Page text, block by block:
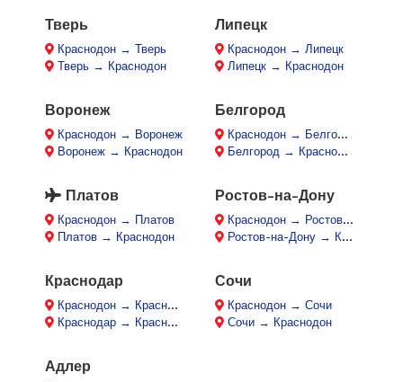
Тверь
Краснодон → Тверь
Тверь → Краснодон
Липецк
Краснодон → Липецк
Липецк → Краснодон
Воронеж
Краснодон → Воронеж
Воронеж → Краснодон
Белгород
Краснодон → Белгород
Белгород → Краснодон
Платов
Краснодон → Платов
Платов → Краснодон
Ростов-на-Дону
Краснодон → Ростов-на-Дону
Ростов-на-Дону → Краснодон
Краснодар
Краснодон → Краснодар
Краснодар → Краснодон
Сочи
Краснодон → Сочи
Сочи → Краснодон
Адлер